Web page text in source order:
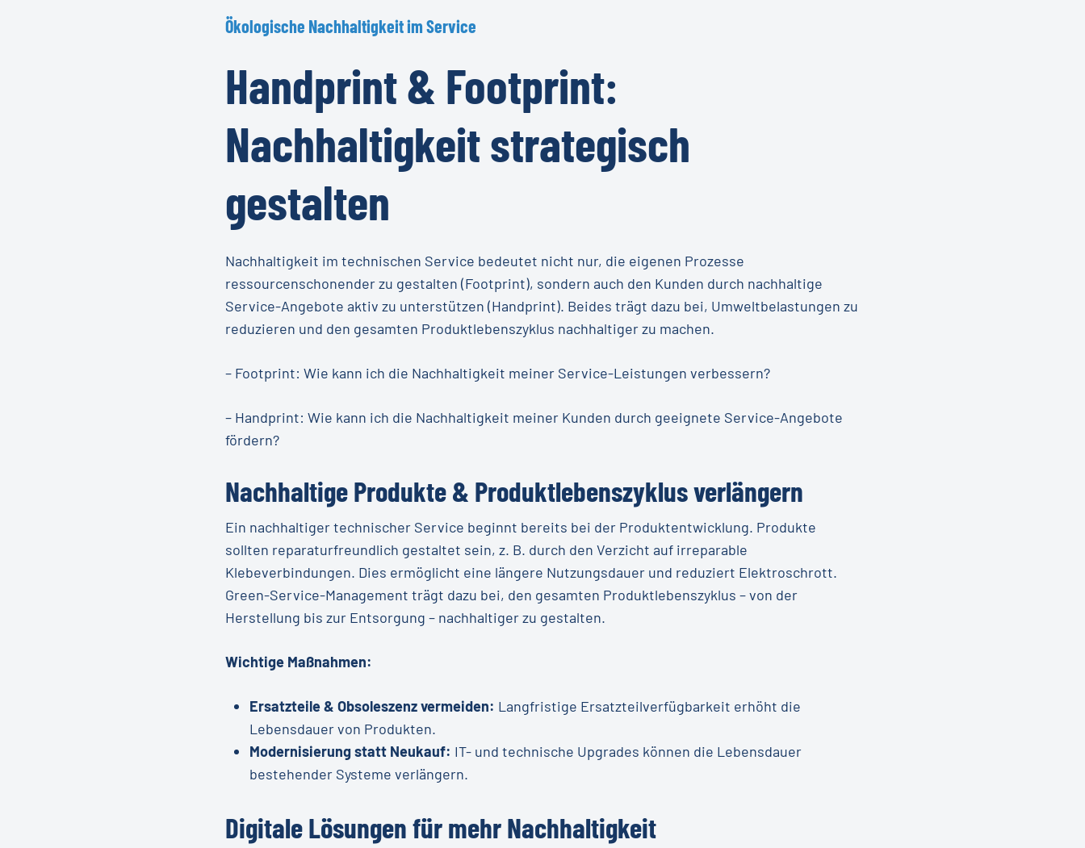
Ökologische NachhaltigkeitimService
Handprint& Footprint:
Nachhaltigkeitstrategisch
gestalten
Nachhaltigkeit im technischen Service bedeutet nicht nur, die eigenen Prozesse
ressourcenschonender zu gestalten (Footprint), sondern auch den Kunden durch nachhaltige
Service-Angebote aktiv zu unterstützen (Handprint). Beides trägt dazu bei, Umweltbelastungen zu
reduzieren und den gesamten Produktlebenszyklus nachhaltiger zu machen.
– Footprint: Wie kann ich die Nachhaltigkeit meiner Service-Leistungen verbessern?
– Handprint: Wie kann ich die Nachhaltigkeit meiner Kunden durch geeignete Service-Angebote
fördern?
Nachhaltige Produkte & Produktlebenszyklus verlängern
Ein nachhaltiger technischer Service beginnt bereits bei der Produktentwicklung. Produkte
sollten reparaturfreundlich gestaltet sein, z. B. durch den Verzicht auf irreparable
Klebeverbindungen. Dies ermöglicht eine längere Nutzungsdauer und reduziert Elektroschrott.
Green-Service-Management trägt dazu bei, den gesamten Produktlebenszyklus – von der
Herstellung bis zur Entsorgung – nachhaltiger zu gestalten.
Wichtige Maßnahmen:
Ersatzteile & Obsoleszenz vermeiden: Langfristige Ersatzteilverfügbarkeit erhöht die
Lebensdauer von Produkten.
Modernisierung statt Neukauf: IT- und technische Upgrades können die Lebensdauer
bestehender Systeme verlängern.
Digitale Lösungen für mehr Nachhaltigkeit